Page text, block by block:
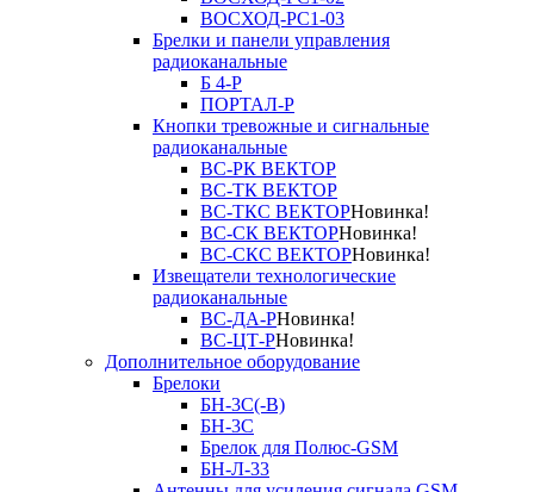
ВОСХОД-РС1-03
Брелки и панели управления
радиоканальные
Б 4-Р
ПОРТАЛ-Р
Кнопки тревожные и сигнальные
радиоканальные
ВС-РК ВЕКТОР
ВС-ТК ВЕКТОР
ВС-ТКС ВЕКТОРНовинка!
ВС-СК ВЕКТОРНовинка!
ВС-СКС ВЕКТОРНовинка!
Извещатели технологические
радиоканальные
ВС-ДА-РНовинка!
ВС-ЦТ-РНовинка!
Дополнительное оборудование
Брелоки
БН-3С(-В)
БН-3С
Брелок для Полюс-GSM
БН-Л-33